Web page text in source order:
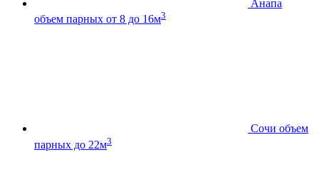
Анапа
объем парных от 8 до 16м3
Сочи объем
парных до 22м3